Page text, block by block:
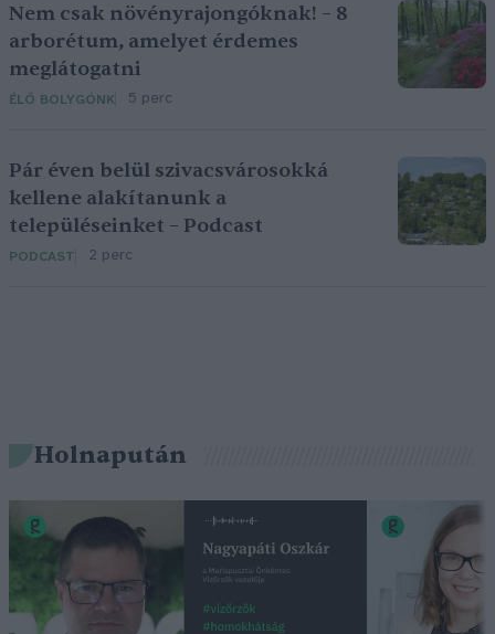
Nem csak növényrajongóknak! – 8
arborétum, amelyet érdemes
meglátogatni
ÉLŐ BOLYGÓNK 5 perc
Pár éven belül szivacsvárosokká
kellene alakítanunk a
településeinket – Podcast
PODCAST 2 perc
Holnapután